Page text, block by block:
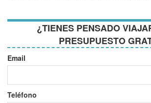
¿TIENES PENSADO
PRESUPUESTO
Email
Teléfono